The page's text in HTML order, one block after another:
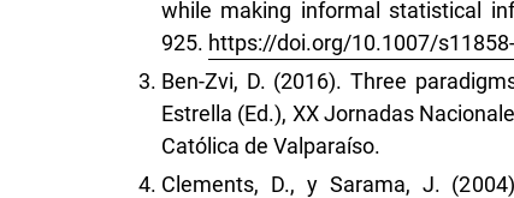
while making informal statistical
925. https://doi.org/10.1007/
Ben-Zvi, D. (2016). Three
Estrella (Ed.), XX Jornadas
Católica de Valparaíso.
Clements, D., y Sarama, J.